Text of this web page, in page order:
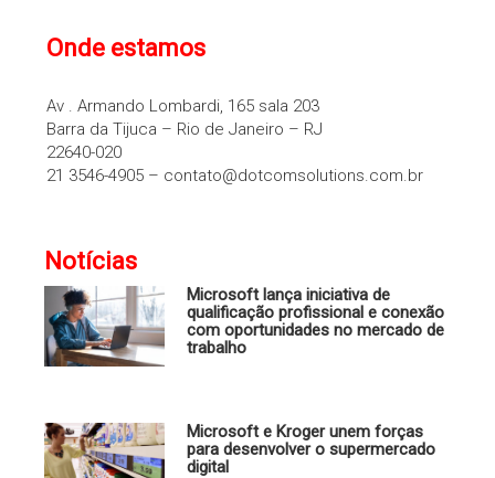
Onde estamos
Av . Armando Lombardi, 165 sala 203
Barra da Tijuca – Rio de Janeiro – RJ
22640-020
21 3546-4905 – contato@dotcomsolutions.com.br
Notícias
Microsoft lança iniciativa de
qualificação profissional e conexão
com oportunidades no mercado de
trabalho
Microsoft e Kroger unem forças
para desenvolver o supermercado
digital